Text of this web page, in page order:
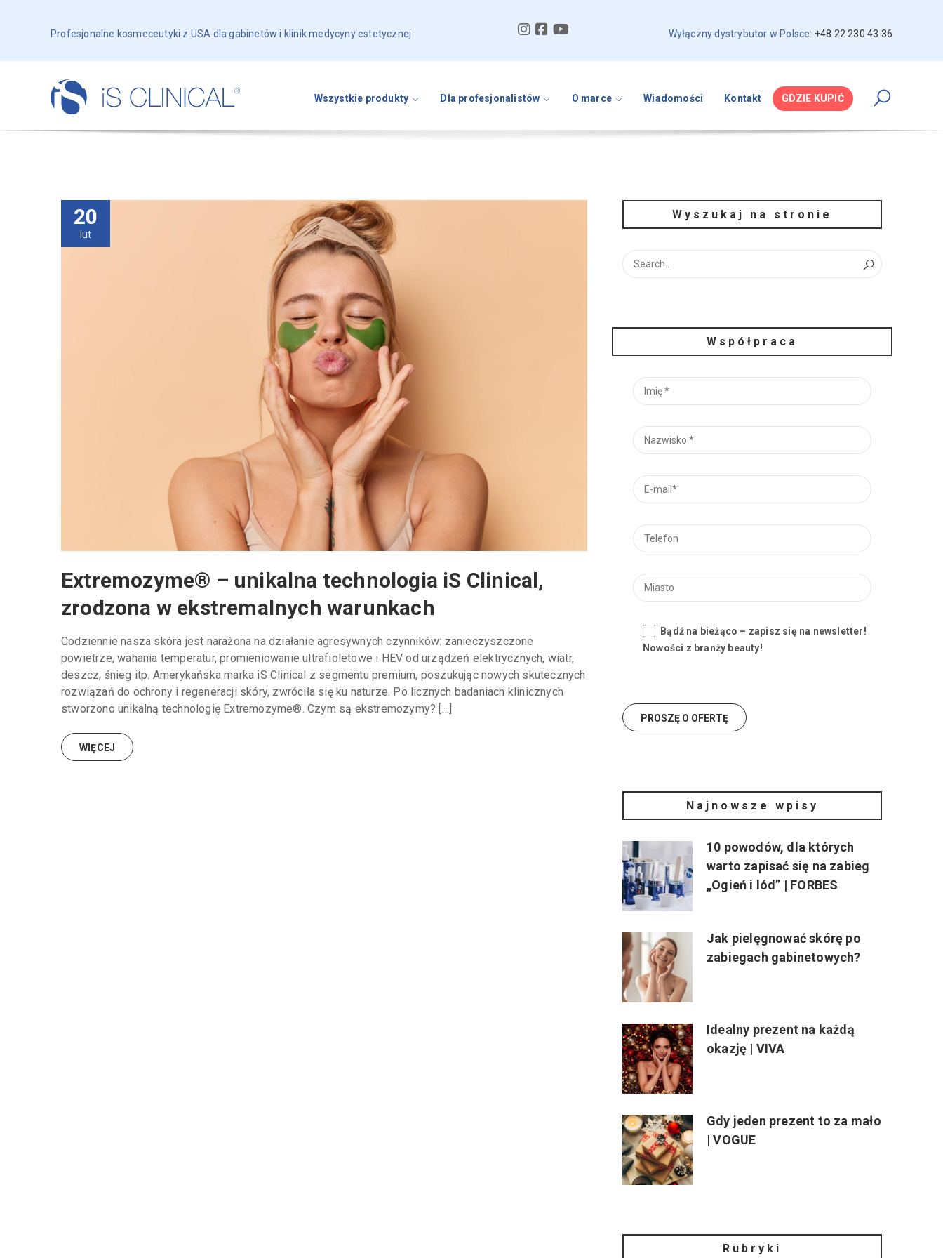
Profesjonalne kosmeceutyki z USA dla gabinetów i klinik medycyny estetycznej Wyłączny dystrybutor w Polsce: +48 22 230 43 36
Wszystkie produkty Dla profesjonalistów O marce Wiadomości Kontakt GDZIE KUPIĆ
20
lut
Extremozyme® – unikalna technologia iS Clinical,
zrodzona w ekstremalnych warunkach
Codziennie nasza skóra jest narażona na działanie agresywnych czynników: zanieczyszczone
powietrze, wahania temperatur, promieniowanie ultrafioletowe i HEV od urządzeń elektrycznych, wiatr,
deszcz, śnieg itp. Amerykańska marka iS Clinical z segmentu premium, poszukując nowych skutecznych
rozwiązań do ochrony i regeneracji skóry, zwróciła się ku naturze. Po licznych badaniach klinicznych
stworzono unikalną technologię Extremozyme®. Czym są ekstremozymy? […]
WIĘCEJ
Wyszukaj na stronie
Współpraca
Bądź na bieżąco – zapisz się na newsletter!
Nowości z branży beauty!
Najnowsze wpisy
10 powodów, dla których
warto zapisać się na zabieg
„Ogień i lód” | FORBES
Jak pielęgnować skórę po
zabiegach gabinetowych?
Idealny prezent na każdą
okazję | VIVA
Gdy jeden prezent to za mało
| VOGUE
Rubryki